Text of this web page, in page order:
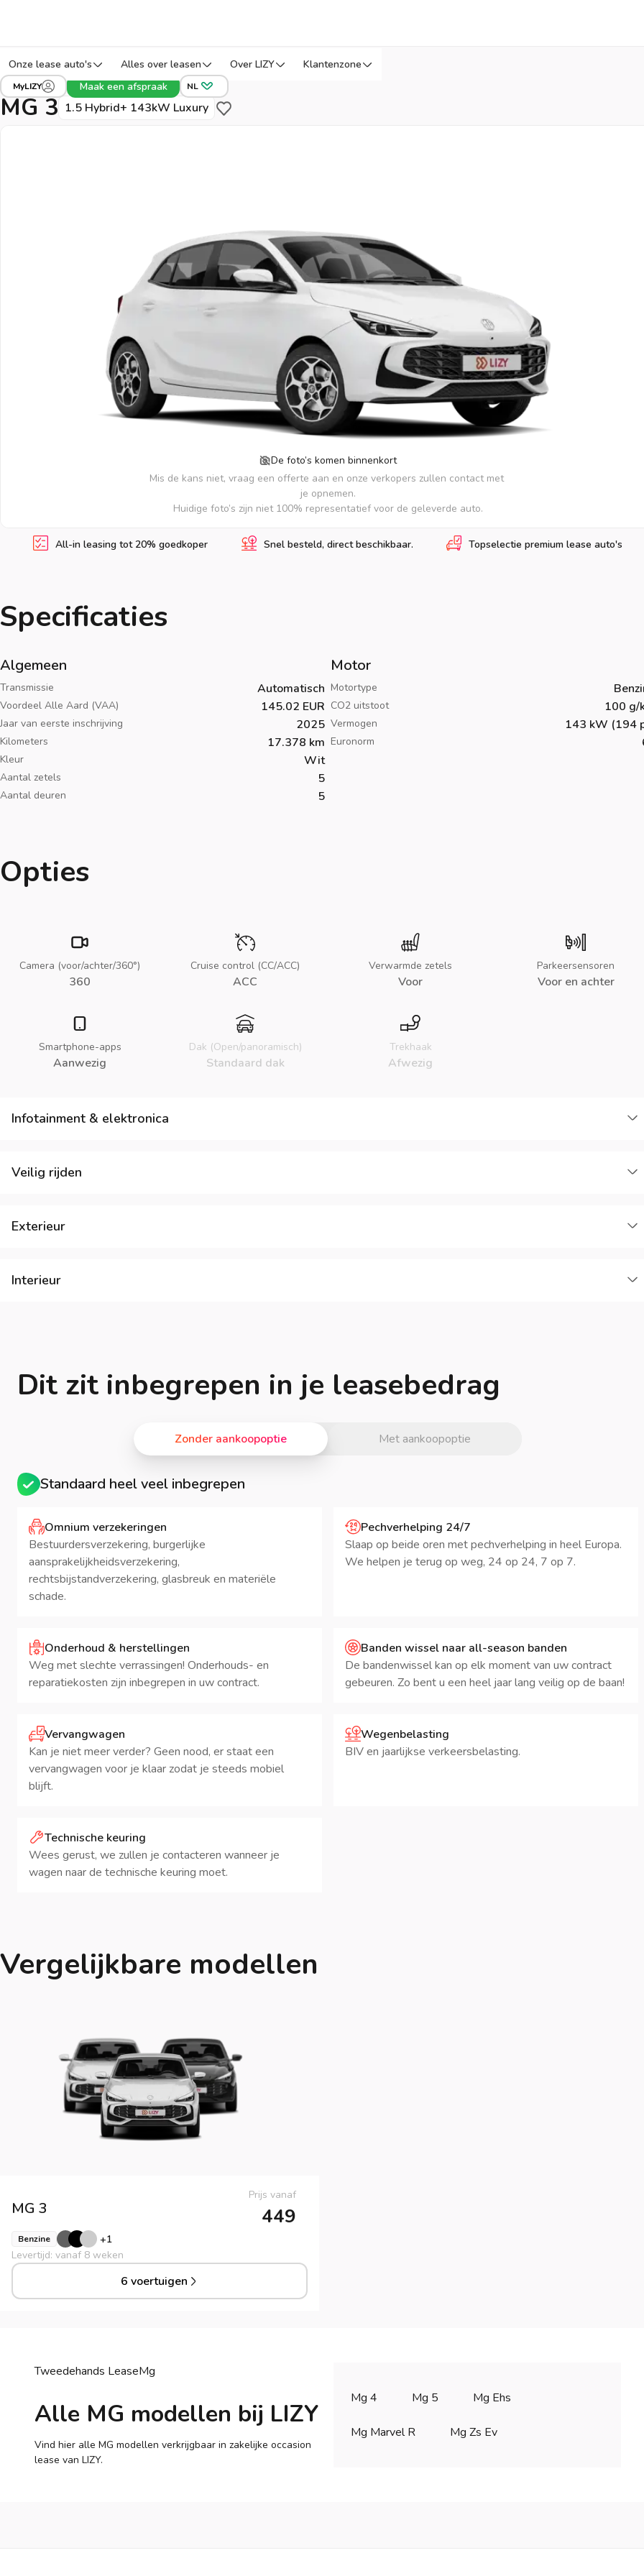
Onze lease auto's Alles over leasen Over LIZY Klantenzone
MyLIZY Maak een afspraak NL
Alle voertuigen 3 ›
MG 3 1.5 Hybrid+ 143kW Luxury Bewaar voor later
De foto’s komen binnenkort
Mis de kans niet, vraag een offerte aan en onze verkopers zullen contact met
je opnemen.
Huidige foto’s zijn niet 100% representatief voor de geleverde auto.
All-in leasing tot 20% goedkoper Snel besteld, direct beschikbaar. Topselectie premium lease auto's
Vergelijkbare modellen
MG 3
Prijs vanaf
449
Benzine +1
Levertijd: vanaf 8 weken
6 voertuigen
Tweedehands LeaseMg
Alle MG modellen bij LIZY
Vind hier alle MG modellen verkrijgbaar in zakelijke occasion
lease van LIZY.
Mg 4 Mg 5 Mg Ehs
Mg Marvel R Mg Zs Ev
Specificaties
Algemeen
Transmissie Automatisch
Voordeel Alle Aard (VAA) 145.02 EUR
Jaar van eerste inschrijving 2025
Kilometers 17.378 km
Kleur Wit
Aantal zetels 5
Aantal deuren 5
Motor
Motortype
CO2 uitstoot 100 g/
Vermogen 143 kW (194
Euronorm
Opties
Camera (voor/achter/360°)
360
Cruise control (CC/ACC)
ACC
Verwarmde zetels
Voor
Parkeersensoren
Voor en achter
Smartphone-apps
Aanwezig
Dak (Open/panoramisch)
Standaard dak
Trekhaak
Afwezig
Infotainment & elektronica
Veilig rijden
Exterieur
Interieur
Dit zit inbegrepen in je leasebedrag
Met aankoopoptie
Zonder aankoopoptie
Standaard heel veel inbegrepen
Omnium verzekeringen
Bestuurdersverzekering, burgerlijke
aansprakelijkheidsverzekering,
rechtsbijstandverzekering, glasbreuk en materiële
schade.
Pechverhelping 24/7
Slaap op beide oren met pechverhelping in heel Europa.
We helpen je terug op weg, 24 op 24, 7 op 7.
Onderhoud & herstellingen
Weg met slechte verrassingen! Onderhouds- en
reparatiekosten zijn inbegrepen in uw contract.
Banden wissel naar all-season banden
De bandenwissel kan op elk moment van uw contract
gebeuren. Zo bent u een heel jaar lang veilig op de baan!
Vervangwagen
Kan je niet meer verder? Geen nood, er staat een
vervangwagen voor je klaar zodat je steeds mobiel
blijft.
Wegenbelasting
BIV en jaarlijkse verkeersbelasting.
Technische keuring
Wees gerust, we zullen je contacteren wanneer je
wagen naar de technische keuring moet.